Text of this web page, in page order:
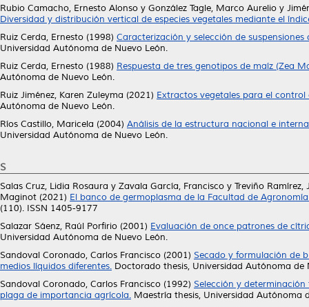
Rubio Camacho, Ernesto Alonso y González Tagle, Marco Aurelio y
Diversidad y distribución vertical de especies vegetales mediante el
Ruiz Cerda, Ernesto (1998) Caracterización y selección de
Universidad Autónoma de Nuevo León.
Ruiz Cerda, Ernesto (1988) Respuesta de tres genotipos de maíz (Zea
Autónoma de Nuevo León.
Ruiz Jiménez, Karen Zuleyma (2021) Extractos vegetales para el
Autónoma de Nuevo León.
Ríos Castillo, Maricela (2004) Análisis de la estructura nacional e
Universidad Autónoma de Nuevo León.
S
Salas Cruz, Lidia Rosaura y Zavala García, Francisco y Treviño Ramírez,
Maginot (2021) El banco de germoplasma de la Facultad de
(110). ISSN 1405-9177
Salazar Sáenz, Raúl Porfirio (2001) Evaluación de once patrones de
Universidad Autónoma de Nuevo León.
Sandoval Coronado, Carlos Francisco (2001) Secado y formulación de
medios líquidos diferentes. Doctorado thesis, Universidad Autónoma de
Sandoval Coronado, Carlos Francisco (1992) Selección y
plaga de importancia agrícola. Maestría thesis, Universidad Autónoma